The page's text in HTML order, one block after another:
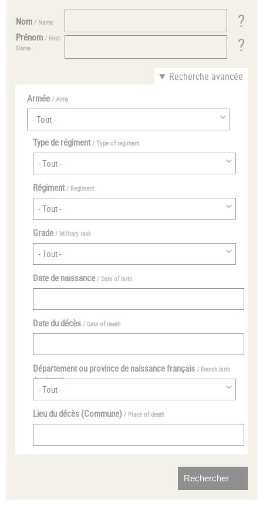
Nom / Name
Prénom / First
Name
Recherche avancée
Armée / Army
Type de régiment/ Type of regiment
Régiment/ Regiment
Grade / Military rank
Date de naissance / Date of birth
Date du décès / Date of death
Département ou province de naissance français / French birth
departement
Lieu du décès (Commune) / Place of death